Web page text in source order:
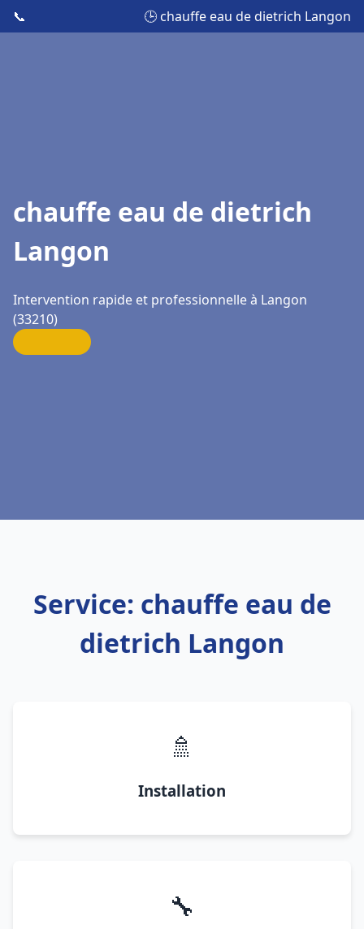
📞 🕒 chauffe eau de dietrich Langon
chauffe eau de dietrich
Langon
Intervention rapide et professionnelle à Langon
(33210)
Service: chauffe eau de
dietrich Langon
🚿
Installation
🔧